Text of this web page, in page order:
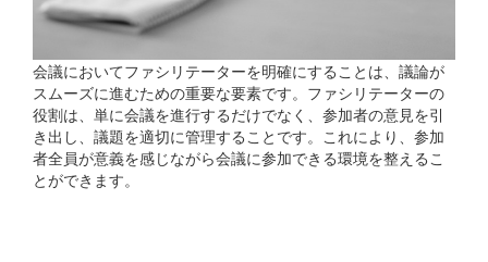
会議においてファシリテーターを明確にすることは、議論が
スムーズに進むための重要な要素です。ファシリテーターの
役割は、単に会議を進行するだけでなく、参加者の意見を引
き出し、議題を適切に管理することです。これにより、参加
者全員が意義を感じながら会議に参加できる環境を整えるこ
とができます。